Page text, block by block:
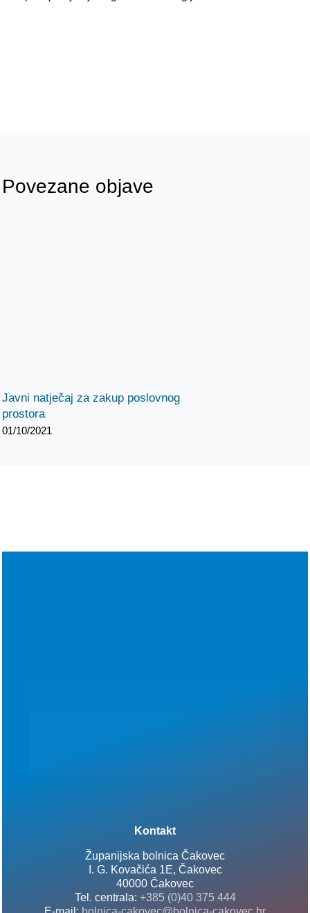
Povezane objave
Javni natječaj za zakup poslovnog
prostora
01/10/2021
Kontakt
Županijska bolnica Čakovec
I. G. Kovačića 1E, Čakovec
40000 Čakovec
Tel. centrala: +385 (0)40 375 444